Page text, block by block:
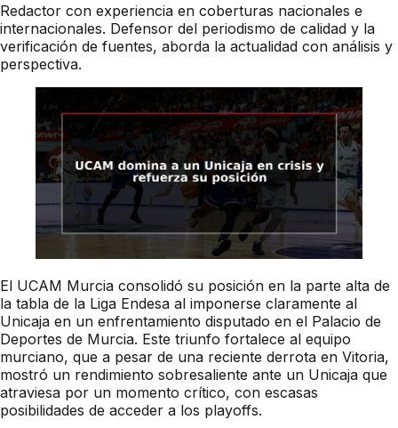
Redactor con experiencia en coberturas nacionales e
internacionales. Defensor del periodismo de calidad y la
verificación de fuentes, aborda la actualidad con análisis y
perspectiva.
El UCAM Murcia consolidó su posición en la parte alta de
la tabla de la Liga Endesa al imponerse claramente al
Unicaja en un enfrentamiento disputado en el Palacio de
Deportes de Murcia. Este triunfo fortalece al equipo
murciano, que a pesar de una reciente derrota en Vitoria,
mostró un rendimiento sobresaliente ante un Unicaja que
atraviesa por un momento crítico, con escasas
posibilidades de acceder a los playoffs.